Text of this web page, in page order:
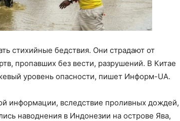
стихийные бедствия. Они страдают от
пропавших без вести, разрушений. В Китае
уровень опасности, пишет Информ-UA.
информации, вследствие проливных дождей,
наводнения в Индонезии на острове Ява,